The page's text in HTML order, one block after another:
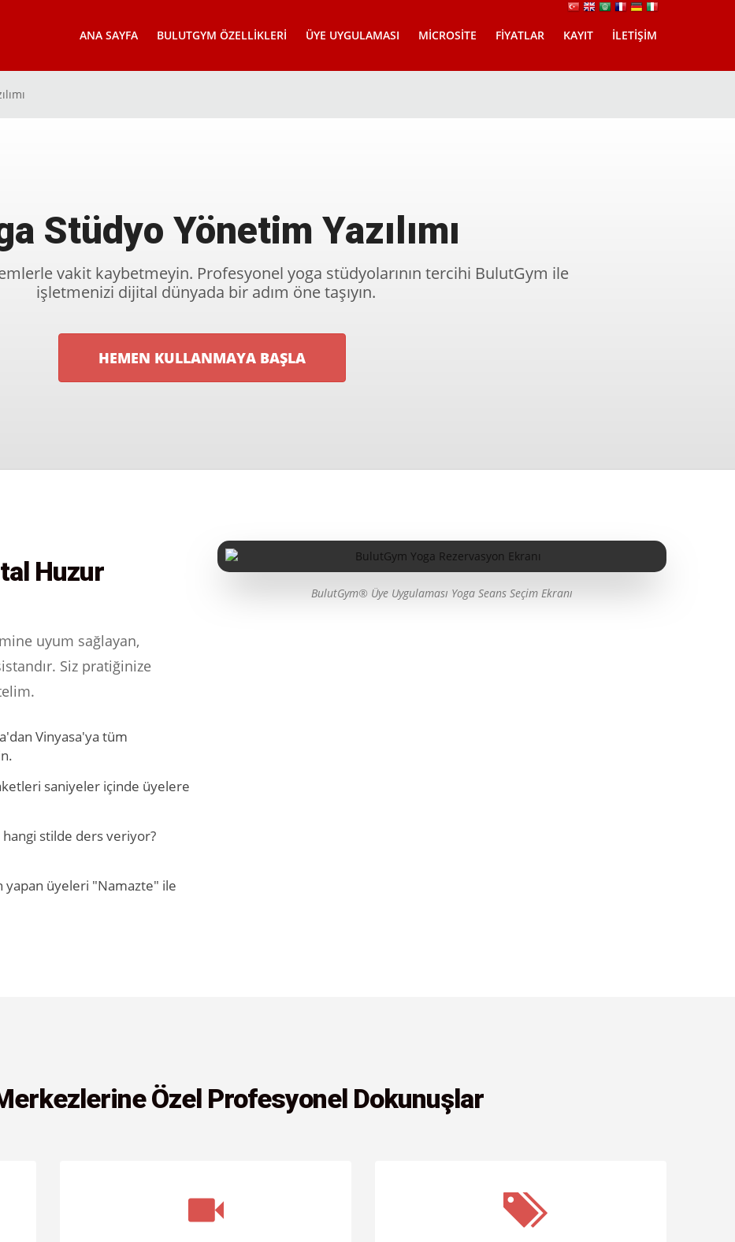
ANA SAYFA BULUTGYM ÖZELLIKLERI ÜYE UYGULAMASI MICROSITE FIYATLAR KAYIT İLETIŞIM
Stüdyo Yönetim Yazılımı
vakit kaybetmeyin. Profesyonel yoga stüdyolarının tercihi BulutGym ile
işletmenizi dijital dünyada bir adım öne taşıyın.
HEMEN KULLANMAYA BAŞLA
Huzur
uyum sağlayan,
Siz pratiğinize
Vinyasa'ya tüm
saniyeler içinde üyelere
stilde ders veriyor?
yapan üyeleri "Namazte" ile
BulutGym® Üye Uygulaması Yoga Seans Seçim Ekranı
Özel Profesyonel Dokunuşlar